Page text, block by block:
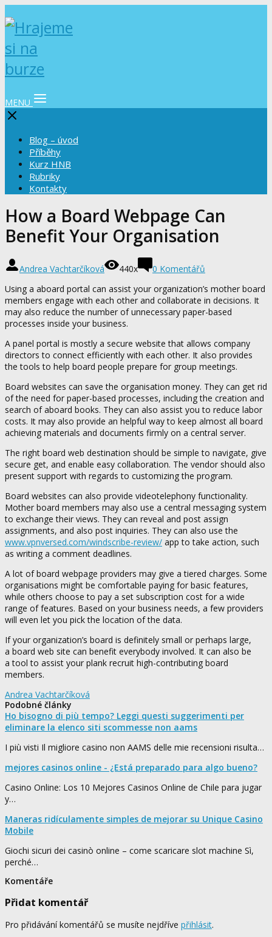
MENU
Blog – úvod
Příběhy
Kurz HNB
Rubriky
Kontakty
How a Board Webpage Can
Benefit Your Organisation
Andrea Vachtarčíková 440x
0 Komentářů
Using a aboard portal can assist your organization’s mother board
members engage with each other and collaborate in decisions. It
may also reduce the number of unnecessary paper-based
processes inside your business.
A panel portal is mostly a secure website that allows company
directors to connect efficiently with each other. It also provides
the tools to help board people prepare for group meetings.
Board websites can save the organisation money. They can get rid
of the need for paper-based processes, including the creation and
search of aboard books. They can also assist you to reduce labor
costs. It may also provide an helpful way to keep almost all board
achieving materials and documents firmly on a central server.
The right board web destination should be simple to navigate, give
secure get, and enable easy collaboration. The vendor should also
present support with regards to customizing the program.
Board websites can also provide videotelephony functionality.
Mother board members may also use a central messaging system
to exchange their views. They can reveal and post assign
assignments, and also post inquiries. They can also use the
www.vpnversed.com/windscribe-review/ app to take action, such
as writing a comment deadlines.
A lot of board webpage providers may give a tiered charges. Some
organisations might be comfortable paying for basic features,
while others choose to pay a set subscription cost for a wide
range of features. Based on your business needs, a few providers
will even let you pick the location of the data.
If your organization’s board is definitely small or perhaps large,
a board web site can benefit everybody involved. It can also be
a tool to assist your plank recruit high-contributing board
members.
Andrea Vachtarčíková
Podobné články
Ho bisogno di più tempo? Leggi questi suggerimenti per
eliminare la elenco siti scommesse non aams
I più visti Il migliore casino non AAMS delle mie recensioni risulta…
mejores casinos online - ¿Está preparado para algo bueno?
Casino Online: Los 10 Mejores Casinos Online de Chile para jugar
y…
Maneras ridículamente simples de mejorar su Unique Casino
Mobile
Giochi sicuri dei casinò online – come scaricare slot machine Sì,
perché…
Komentáře
Přidat komentář
Pro přidávání komentářů se musíte nejdříve přihlásit.